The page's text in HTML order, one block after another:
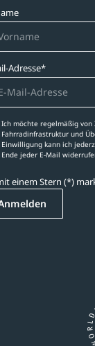
Adresse*
Ich möchte regelmäßig von
Fahrradinfrastruktur und
Einwilligung kann ich
Ende jeder E-Mail
einem Stern (*)